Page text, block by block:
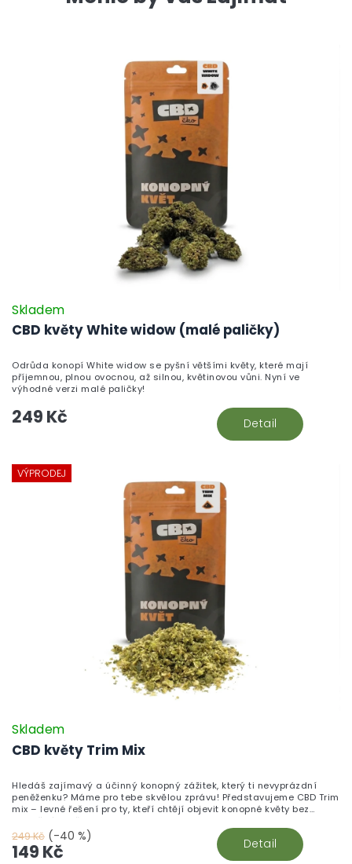
CBD květy White widow (malé paličky)
Skladem
249 Kč Detail
Odrůda konopí White widow se pyšní většími květy, které mají
příjemnou, plnou ovocnou, až silnou, květinovou vůni. Nyní ve
výhodné verzi malé paličky!
VÝPRODEJ
CBD květy Trim Mix
Skladem
249 Kč (-40 %)
149 Kč Detail
Hledáš zajímavý a účinný konopný zážitek, který ti nevyprázdní
peněženku? Máme pro tebe skvělou zprávu! Představujeme CBD Trim
mix – levné řešení pro ty, kteří chtějí objevit konopné květy bez
zbytečného přepychu.